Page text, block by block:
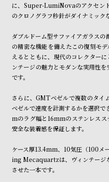
の
他
の
商
品
定
/
別
注
モ
デ
受
販
モ
デ
雑
掲
商
品
に、Super-LumiNovaのアクセン
のクロノグラフ秒針がダイナミック
ダブルドーム型サファイアガラス
の精密な機能を備えたこの復刻モ
えるとともに、現代のコレクター
ンテージの魅力とモダンな実用性
です。
さらに、GMTベゼルで複数のタイ
ベゼルで速度を計測するかを選択
mのラグ幅と16mmのステンレス
安全な装着感を保証します。
ケース厚13.4mm、10気圧（100
ing Mecaquartzは、ヴィンテージ
させた一本です。